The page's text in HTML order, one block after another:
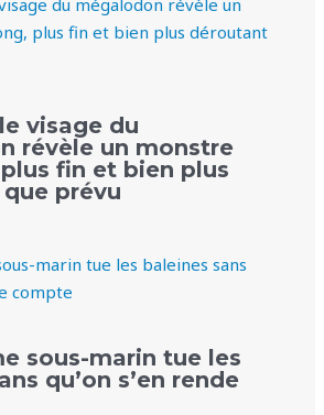
visage du
révèle un monstre
fin et bien plus
prévu
sous-marin tue les
qu’on s’en rende